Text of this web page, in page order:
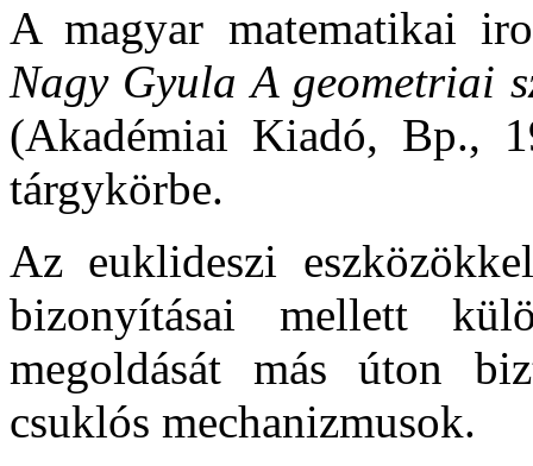
A magyar matematikai
Nagy Gyula A geometriai
(Akadémiai Kiadó, Bp.,
tárgykörbe.
Az euklideszi
bizonyításai mellett
megoldását más úton
csuklós mechanizmusok.